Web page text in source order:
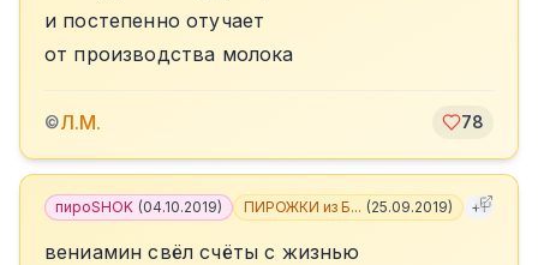
и постепенно отучает
от производства молока
©Л.М. 78
пироSHOK (04.10.2019) ПИРОЖКИ из Б... (25.09.2019) +1
вениамин свёл счёты с жизнью